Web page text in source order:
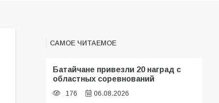
САМОЕ ЧИТАЕМОЕ
Батайчане привезли 20 наград с
областных соревнований
176 06.08.2026